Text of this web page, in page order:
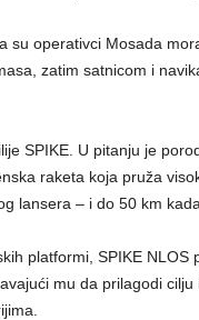
su operativci Mosada
zatim satnicom i
SPIKE. U pitanju je
raketa koja pruža
lansera – i do 50 km
platformi, SPIKE NLOS
mu da prilagodi cilju